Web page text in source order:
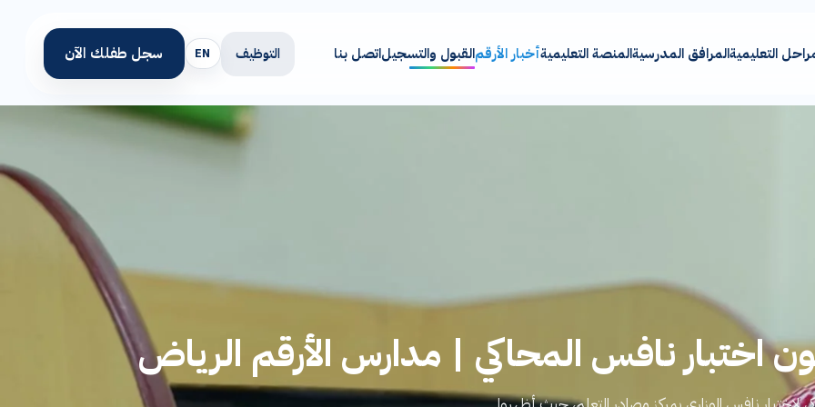
التعليميةالمرافق المدرسيةالمنصة التعليميةأخبار الأرقمالقبول والتسجيلاتصل بنا التوظيف EN سجل طفلك الآن
اختبار نافس المحاكي | مدارس الأرقم الرياض